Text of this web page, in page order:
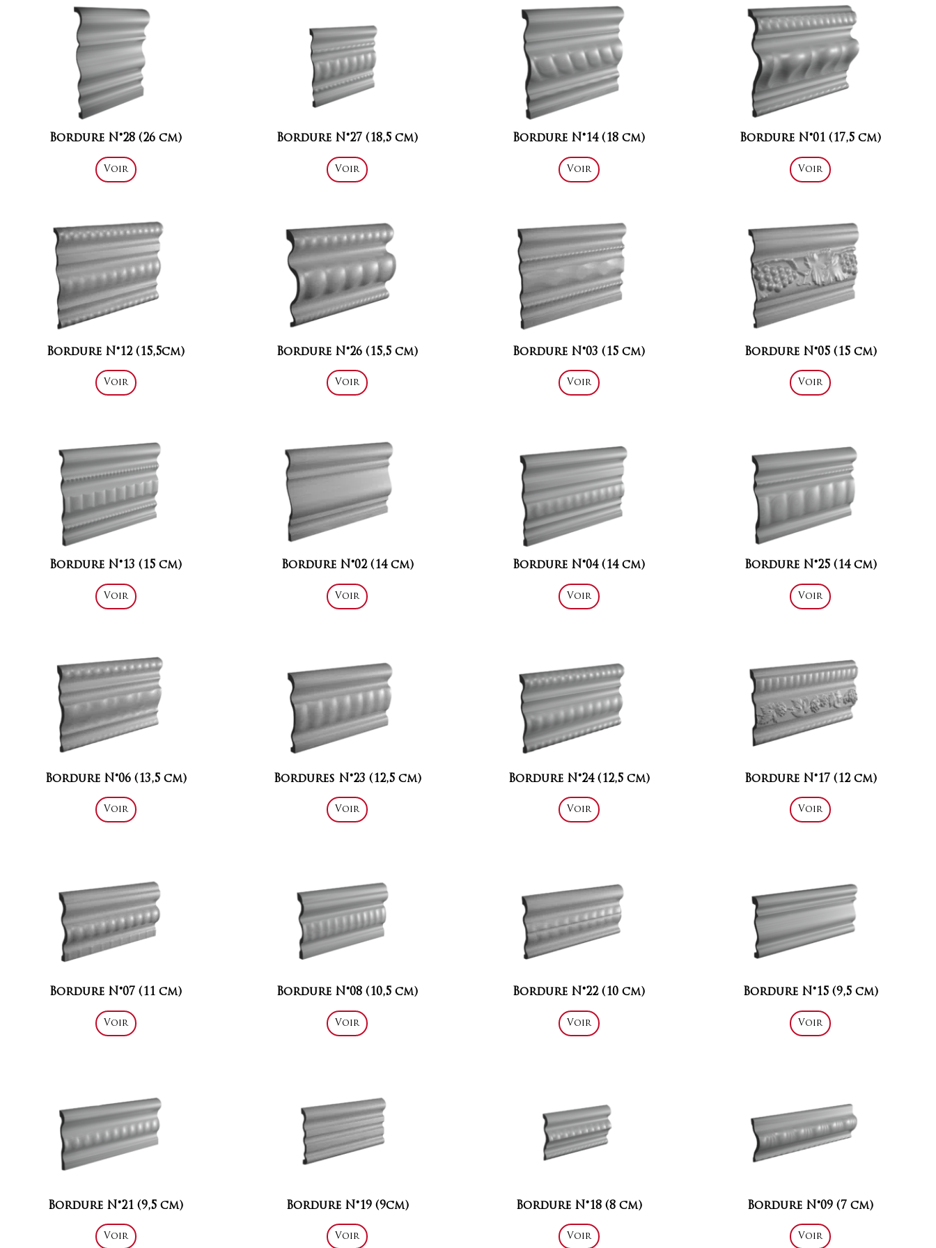
Bordure N°28 (26 cm)
Voir
Bordure N°27 (18,5 cm)
Voir
Bordure N°14 (18 cm)
Voir
Bordure N°01 (17,5 cm)
Voir
Bordure N°12 (15,5cm)
Voir
Bordure N°26 (15,5 cm)
Voir
Bordure N°03 (15 cm)
Voir
Bordure N°05 (15 cm)
Voir
Bordure N°13 (15 cm)
Voir
Bordure N°02 (14 cm)
Voir
Bordure N°04 (14 cm)
Voir
Bordure N°25 (14 cm)
Voir
Bordure N°06 (13,5 cm)
Voir
Bordures N°23 (12,5 cm)
Voir
Bordure N°24 (12,5 cm)
Voir
Bordure N°17 (12 cm)
Voir
Bordure N°07 (11 cm)
Voir
Bordure N°08 (10,5 cm)
Voir
Bordure N°22 (10 cm)
Voir
Bordure N°15 (9,5 cm)
Voir
Bordure N°21 (9,5 cm)
Voir
Bordure N°19 (9cm)
Voir
Bordure N°18 (8 cm)
Voir
Bordure N°09 (7 cm)
Voir